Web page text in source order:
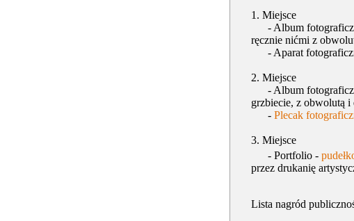
1. Miejsce
- Album
ręcznie nićmi z
- Aparat
2. Miejsce
- Album
grzbiecie, z obwolutą i
- Plecak
3. Miejsce
- Portfolio -
przez drukanię
Lista nagród